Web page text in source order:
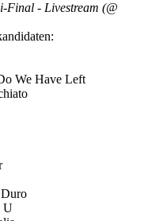
Final - Livestream (@
We Have Left
U